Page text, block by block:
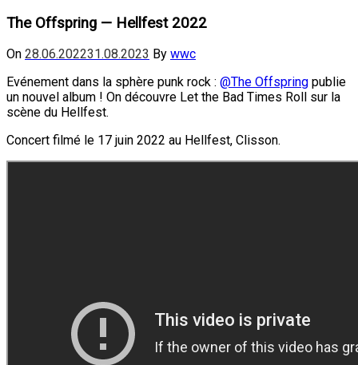
The Offspring — Hellfest 2022
On 28.06.202231.08.2023 By wwc
Evénement dans la sphère punk rock : @The Offspring publie
un nouvel album ! On découvre Let the Bad Times Roll sur la
scène du Hellfest.
Concert filmé le 17 juin 2022 au Hellfest, Clisson.